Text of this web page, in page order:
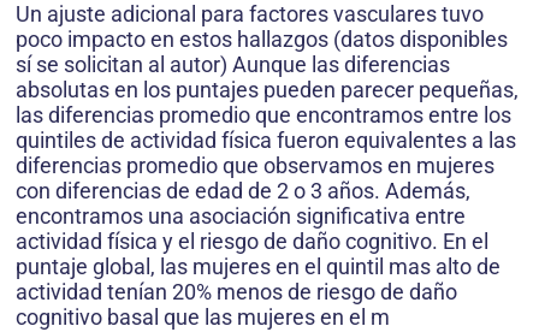
Un ajuste adicional para factores vasculares tuvo
poco impacto en estos hallazgos (datos disponibles
sí se solicitan al autor) Aunque las diferencias
absolutas en los puntajes pueden parecer pequeñas,
las diferencias promedio que encontramos entre los
quintiles de actividad física fueron equivalentes a las
diferencias promedio que observamos en mujeres
con diferencias de edad de 2 o 3 años. Además,
encontramos una asociación significativa entre
actividad física y el riesgo de daño cognitivo. En el
puntaje global, las mujeres en el quintil mas alto de
actividad tenían 20% menos de riesgo de daño
cognitivo basal que las mujeres en el m